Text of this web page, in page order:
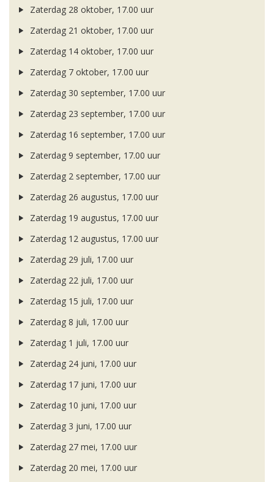
Zaterdag 28 oktober, 17.00 uur
Zaterdag 21 oktober, 17.00 uur
Zaterdag 14 oktober, 17.00 uur
Zaterdag 7 oktober, 17.00 uur
Zaterdag 30 september, 17.00 uur
Zaterdag 23 september, 17.00 uur
Zaterdag 16 september, 17.00 uur
Zaterdag 9 september, 17.00 uur
Zaterdag 2 september, 17.00 uur
Zaterdag 26 augustus, 17.00 uur
Zaterdag 19 augustus, 17.00 uur
Zaterdag 12 augustus, 17.00 uur
Zaterdag 29 juli, 17.00 uur
Zaterdag 22 juli, 17.00 uur
Zaterdag 15 juli, 17.00 uur
Zaterdag 8 juli, 17.00 uur
Zaterdag 1 juli, 17.00 uur
Zaterdag 24 juni, 17.00 uur
Zaterdag 17 juni, 17.00 uur
Zaterdag 10 juni, 17.00 uur
Zaterdag 3 juni, 17.00 uur
Zaterdag 27 mei, 17.00 uur
Zaterdag 20 mei, 17.00 uur